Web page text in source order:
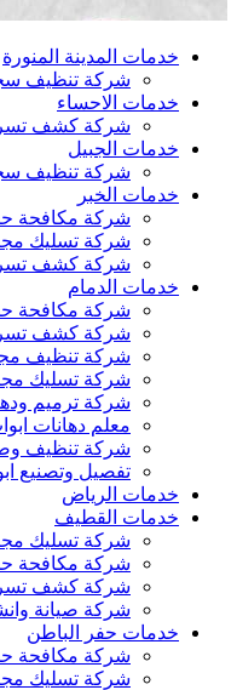
خدمات المدينة المنورة
شركة تنظيف سجاد بالمدينة
خدمات الاحساء
شركة كشف تسربات
خدمات الجبيل
شركة تنظيف سجاد بالجبيل –
خدمات الخبر
شركة مكافحة حشرات
شركة تسليك مجارى
شركة كشف تسربات
خدمات الدمام
شركة مكافحة حشرات
شركة كشف تسربات
شركة تنظيف مجالس
شركة تسليك مجارى
شركة ترميم ودهانات
معلم دهانات ابواب خشب
شركة تنظيف وصيانة افران
تفصيل وتصنيع
خدمات الرياض
خدمات القطيف
شركة تسليك مجارى بالقطيف
شركة مكافحة حشرات
شركة كشف تسربات
شركة صيانة وانشاء
خدمات حفر الباطن
شركة مكافحة حشرات بحفر
شركة تسليك مجاري بحفر